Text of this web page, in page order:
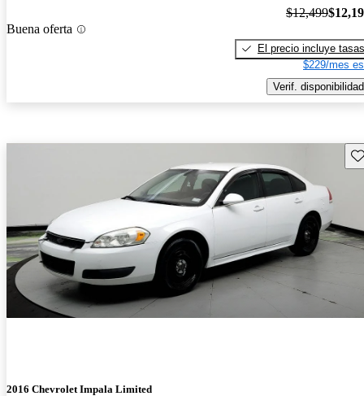
Buena oferta
$12,499
El precio incluye tasas
$229/mes
Verif. disponibilidad
2016 Chevrolet Impala Limited